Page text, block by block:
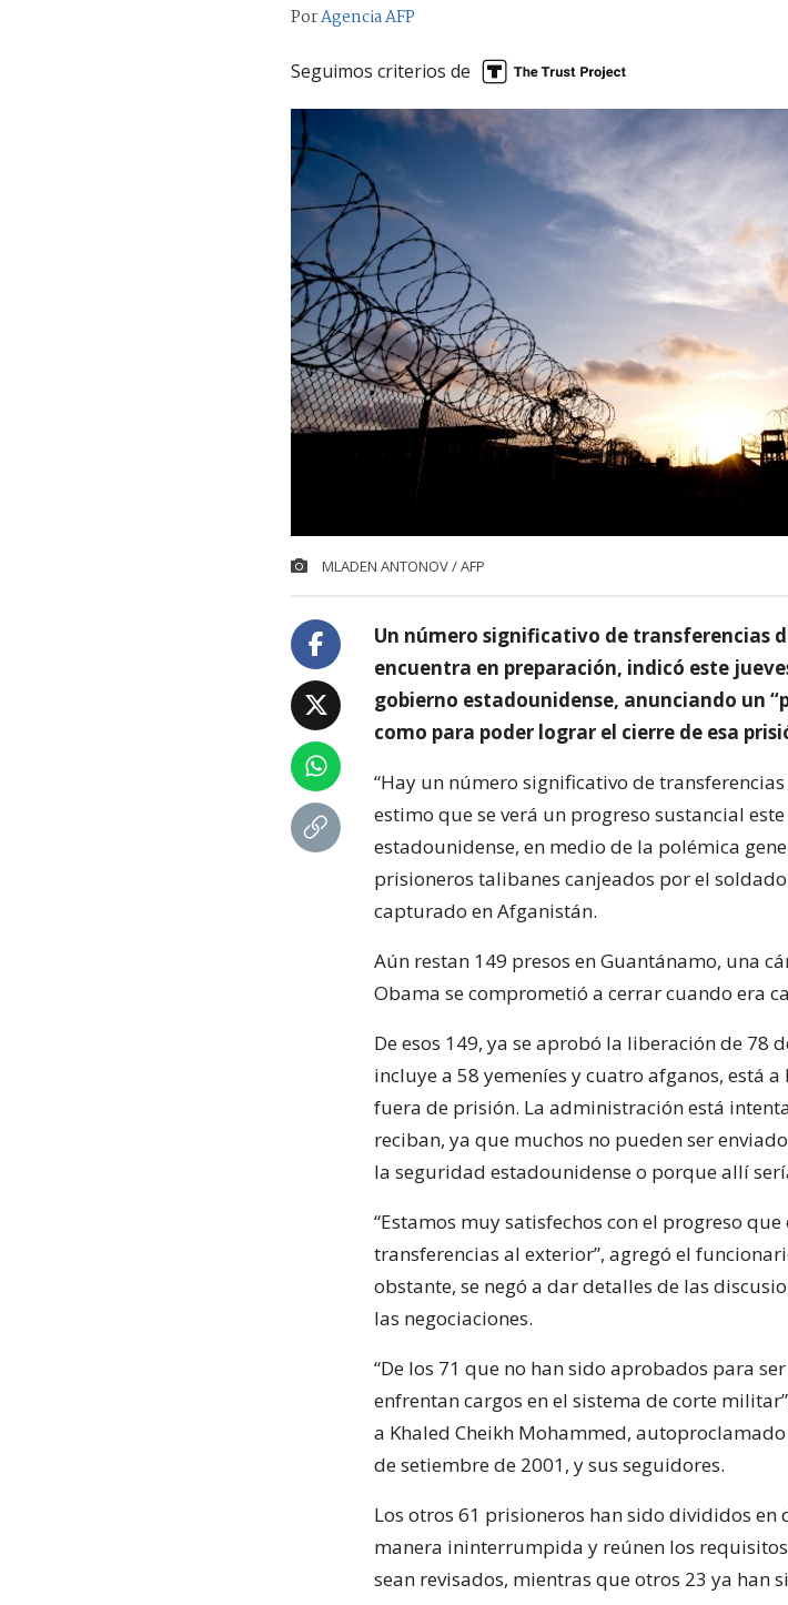
PorAgencia AFP
Seguimos criterios de
MLADEN ANTONOV / AFP
Un número significativo de transferencias
encuentra en preparación, indicó este
gobierno estadounidense, anunciando un
como para poder lograr el cierre de esa
“Hay un número significativo de
estimo que se verá un progreso sustancial
estadounidense, en medio de la polémica
prisioneros talibanes canjeados por el
capturado en Afganistán.
Aún restan 149 presos en Guantánamo, una
Obama se comprometió a cerrar cuando era
De esos 149, ya se aprobó la liberación de 78
incluye a 58 yemeníes y cuatro afganos, está
fuera de prisión. La administración está
reciban, ya que muchos no pueden ser
la seguridad estadounidense o porque allí
“Estamos muy satisfechos con el progreso
transferencias al exterior”, agregó el
obstante, se negó a dar detalles de las
las negociaciones.
“De los 71 que no han sido aprobados para
enfrentan cargos en el sistema de corte
a Khaled Cheikh Mohammed,
de setiembre de 2001, y sus seguidores.
Los otros 61 prisioneros han sido divididos en
manera ininterrumpida y reúnen los
sean revisados, mientras que otros 23 ya han